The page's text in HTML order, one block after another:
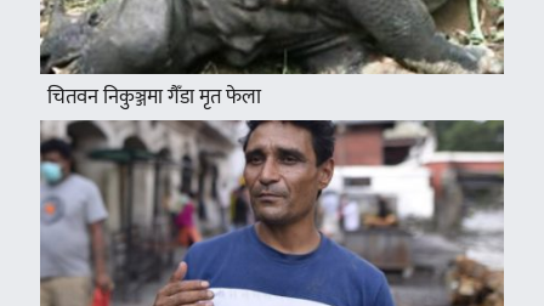
चितवन निकुञ्जमा गैँडा मृत फेला